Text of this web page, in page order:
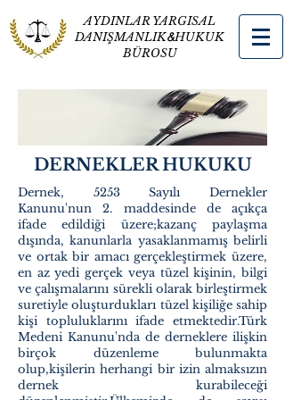
AYDINLAR YARGISAL
DANIŞMANLIK&HUKUK
BÜROSU
DERNEKLER HUKUKU
Dernek, 5253 Sayılı Dernekler
Kanunu'nun 2. maddesinde de açıkça
ifade edildiği üzere;kazanç paylaşma
dışında, kanunlarla yasaklanmamış belirli
ve ortak bir amacı gerçekleştirmek üzere,
en az yedi gerçek veya tüzel kişinin, bilgi
ve çalışmalarını sürekli olarak birleştirmek
suretiyle oluşturdukları tüzel kişiliğe sahip
kişi topluluklarını ifade etmektedir.Türk
Medeni Kanunu'nda de derneklere ilişkin
birçok düzenleme bulunmakta
olup,kişilerin herhangi bir izin almaksızın
dernek kurabileceği